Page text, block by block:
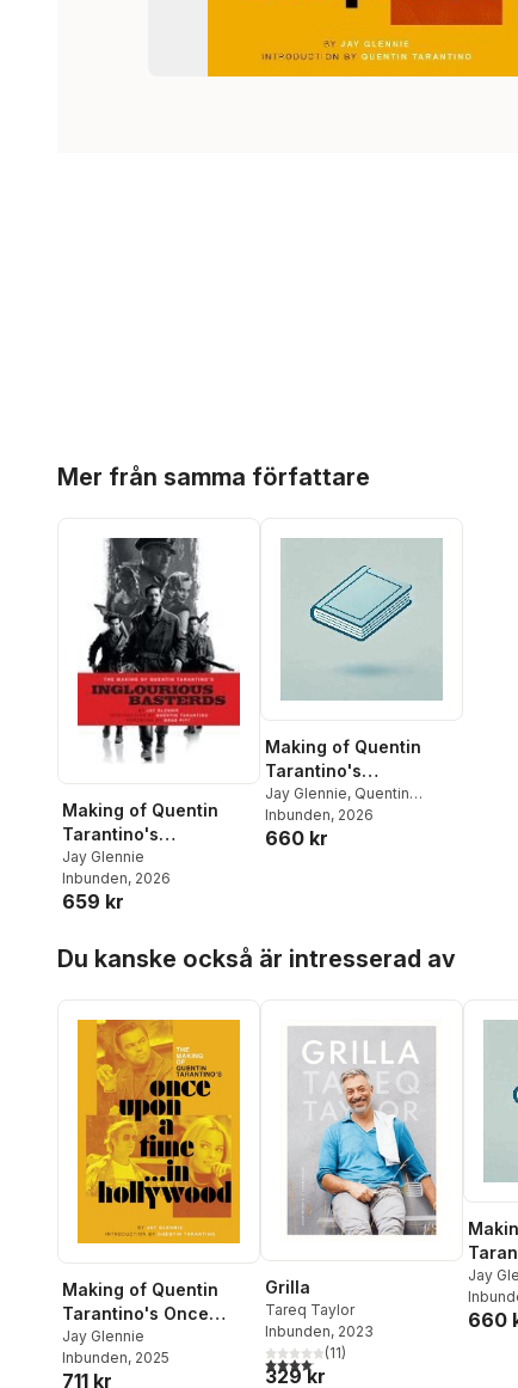
Mer från samma författare
Making of Quentin
Tarantino's
Inglourious Basterds
Jay Glennie
Inbunden, 2026
659 kr
Making of Quentin
Tarantino's
Inglourious Basterds
Jay Glennie, Quentin
Tarantino, Brad Pitt
Inbunden, 2026
660 kr
Du kanske också är intresserad av
Making of Quentin
Tarantino's Once
Upon a Time in
Hollywood
Jay Glennie
Inbunden, 2025
711 kr
Grilla
Tareq Taylor
Inbunden, 2023
4,1utav 5 stjärnor. Totalt antal röster:
(11)
329 kr
Jay
660